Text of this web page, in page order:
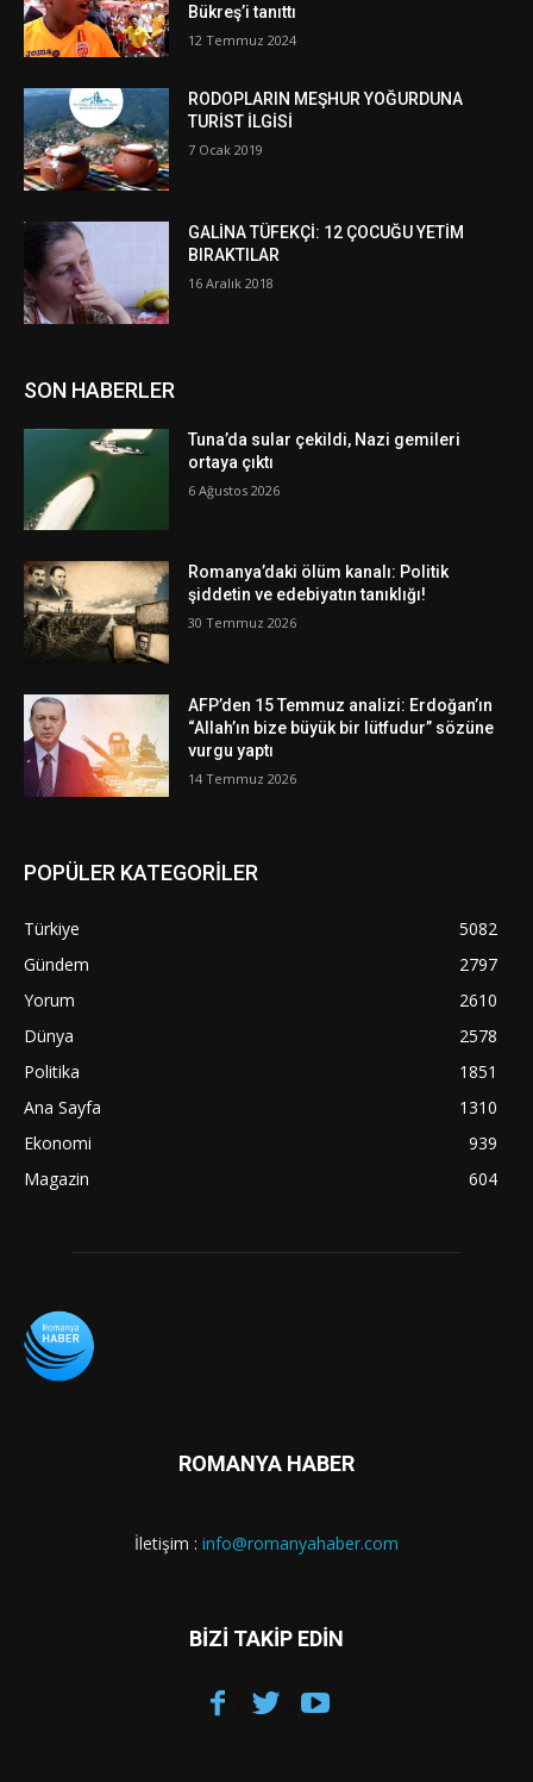
Bükreş’i tanıttı
12 Temmuz 2024
RODOPLARIN MEŞHUR YOĞURDUNA
TURİST İLGİSİ
7 Ocak 2019
GALİNA TÜFEKÇİ: 12 ÇOCUĞU YETİM
BIRAKTILAR
16 Aralık 2018
SON HABERLER
Tuna’da sular çekildi, Nazi gemileri
ortaya çıktı
6 Ağustos 2026
Romanya’daki ölüm kanalı: Politik
şiddetin ve edebiyatın tanıklığı!
30 Temmuz 2026
AFP’den 15 Temmuz analizi: Erdoğan’ın
“Allah’ın bize büyük bir lütfudur” sözüne
vurgu yaptı
14 Temmuz 2026
POPÜLER KATEGORİLER
Türkiye
5082
Gündem
2797
Yorum
2610
Dünya
2578
Politika
1851
Ana Sayfa
1310
Ekonomi
939
Magazin
604
ROMANYA HABER
İletişim : info@romanyahaber.com
BİZİ TAKİP EDİN